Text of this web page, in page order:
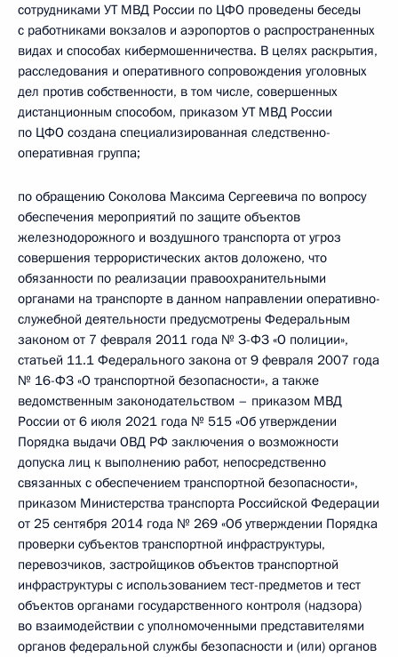
сотрудниками УТ МВД России по ЦФО проведены беседы
с работниками вокзалов и аэропортов о распространенных
видах и способах кибермошенничества. В целях раскрытия,
расследования и оперативного сопровождения уголовных
дел против собственности, в том числе, совершенных
дистанционным способом, приказом УТ МВД России
по ЦФО создана специализированная следственно-
оперативная группа;
по обращению Соколова Максима Сергеевича по вопросу
обеспечения мероприятий по защите объектов
железнодорожного и воздушного транспорта от угроз
совершения террористических актов доложено, что
обязанности по реализации правоохранительными
органами на транспорте в данном направлении оперативно-
служебной деятельности предусмотрены Федеральным
законом от 7 февраля 2011 года № З-ФЗ «О полиции»,
статьей 11.1 Федерального закона от 9 февраля 2007 года
№ 16-ФЗ «О транспортной безопасности», а также
ведомственным законодательством – приказом МВД
России от 6 июля 2021 года № 515 «Об утверждении
Порядка выдачи ОВД РФ заключения о возможности
допуска лиц к выполнению работ, непосредственно
связанных с обеспечением транспортной безопасности»,
приказом Министерства транспорта Российской Федерации
от 25 сентября 2014 года № 269 «Об утверждении Порядка
проверки субъектов транспортной инфраструктуры,
перевозчиков, застройщиков объектов транспортной
инфраструктуры с использованием тест-предметов и тест
объектов органами государственного контроля (надзора)
во взаимодействии с уполномоченными представителями
органов федеральной службы безопасности и (или) органов